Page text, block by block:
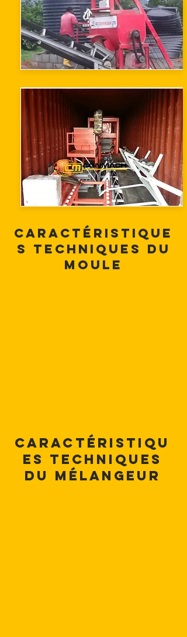
Caractéristique
s techniques du
moule
Caractéristiqu
es techniques
du mélangeur